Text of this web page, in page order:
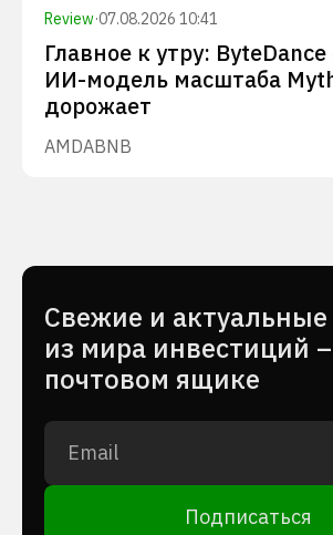
Review·07.08.2026 10:41
Главное к утру:
ИИ-модель масштаба
дорожает
AMDABNB
Cвежие и
из мира инвестиций
почтовом ящике
Подписаться